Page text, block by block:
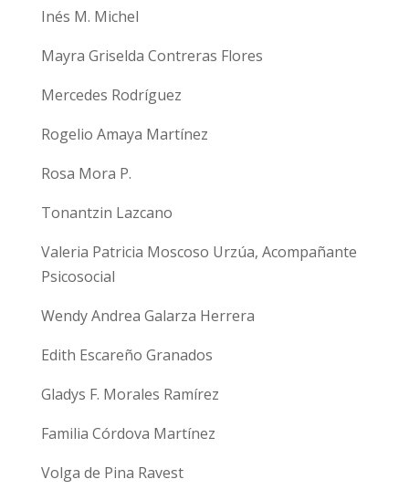
Inés M. Michel
Mayra Griselda Contreras Flores
Mercedes Rodríguez
Rogelio Amaya Martínez
Rosa Mora P.
Tonantzin Lazcano
Valeria Patricia Moscoso Urzúa, Acompañante
Psicosocial
Wendy Andrea Galarza Herrera
Edith Escareño Granados
Gladys F. Morales Ramírez
Familia Córdova Martínez
Volga de Pina Ravest